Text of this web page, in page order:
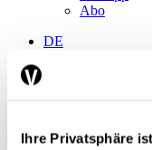
Ihre Privatsphäre
Abo
DE